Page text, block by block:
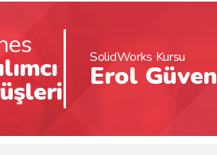
SolidWorks Kursu
Erol Güven